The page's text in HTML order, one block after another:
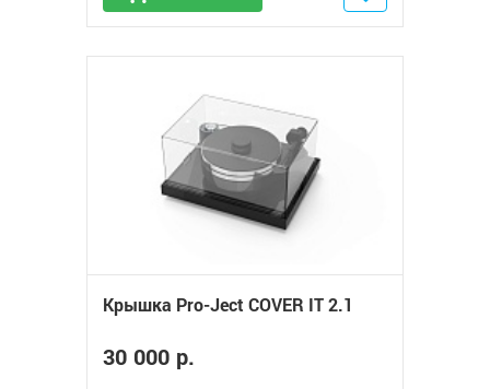
Крышка Pro-Ject COVER IT 2.1
30 000 р.